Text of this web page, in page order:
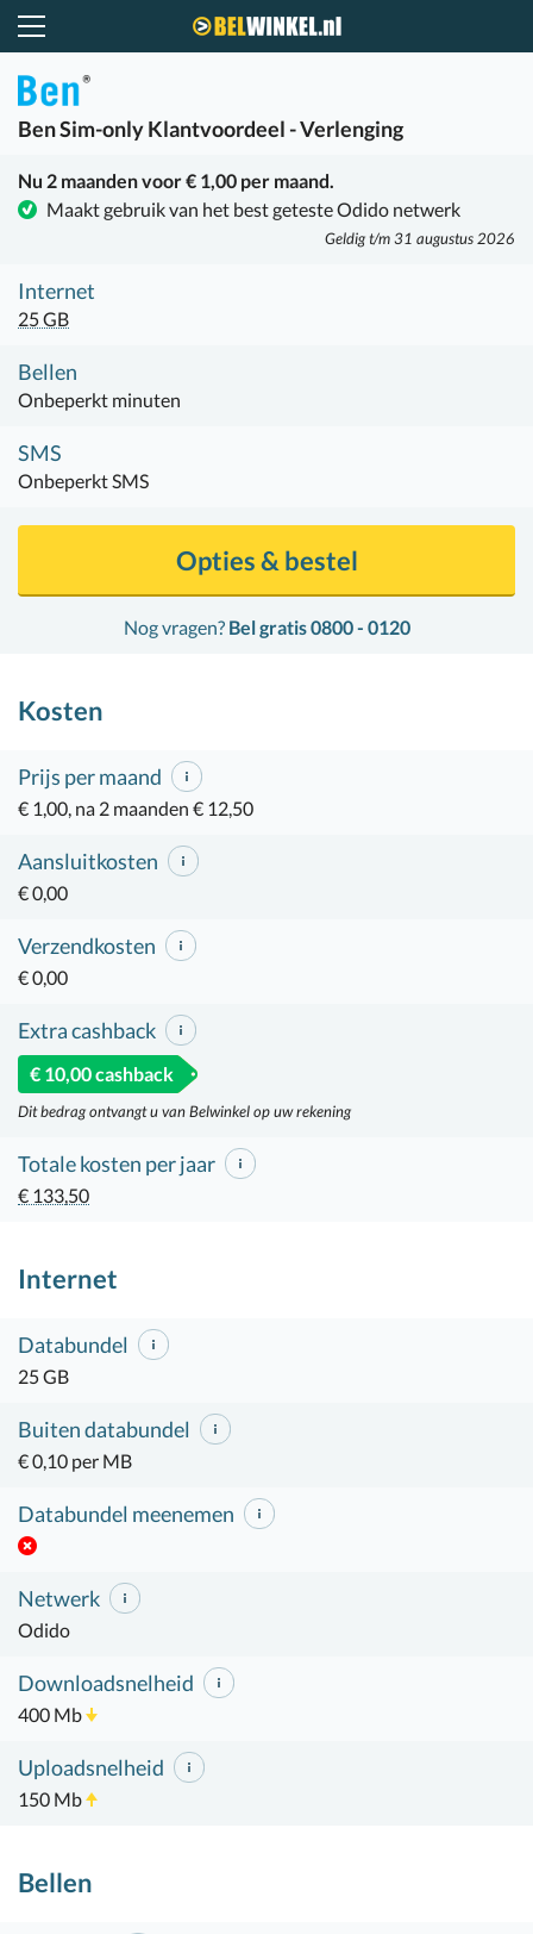
BenSim-only Klantvoordeel - Verlenging
Nu 2 maanden voor € 1,00 per maand.
Maakt gebruik van het best geteste Odido netwerk
Geldig t/m 31 augustus 2026
Internet
25 GB
Bellen
Onbeperkt minuten
SMS
Onbeperkt SMS
Nog vragen? Bel gratis 0800 - 0120
Opties & bestel
Kosten
Prijs per maand
€ 1,00, na 2 maanden € 12,50
Aansluitkosten
€ 0,00
Verzendkosten
€ 0,00
Extra cashback
€ 10,00 cashback
Dit bedrag ontvangt u van Belwinkel op uw rekening
Totale kosten per jaar
€ 133,50
Internet
Databundel
25 GB
Buiten databundel
€ 0,10 per MB
Databundel meenemen
Netwerk
Odido
Downloadsnelheid
400 Mb
Uploadsnelheid
150 Mb
Bellen